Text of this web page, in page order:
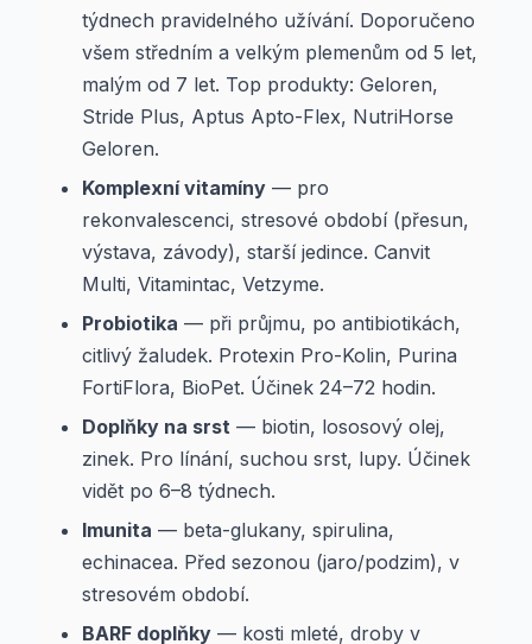
týdnech pravidelného užívání. Doporučeno
všem středním a velkým plemenům od 5 let,
malým od 7 let. Top produkty: Geloren,
Stride Plus, Aptus Apto-Flex, NutriHorse
Geloren.
Komplexní vitamíny — pro
rekonvalescenci, stresové období (přesun,
výstava, závody), starší jedince. Canvit
Multi, Vitamintac, Vetzyme.
Probiotika — při průjmu, po antibiotikách,
citlivý žaludek. Protexin Pro-Kolin, Purina
FortiFlora, BioPet. Účinek 24–72 hodin.
Doplňky na srst — biotin, lososový olej,
zinek. Pro línání, suchou srst, lupy. Účinek
vidět po 6–8 týdnech.
Imunita — beta-glukany, spirulina,
echinacea. Před sezonou (jaro/podzim), v
stresovém období.
BARF doplňky — kosti mleté, droby v